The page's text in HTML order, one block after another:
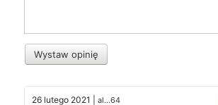
Wystaw opinię
26 lutego 2021 al...64